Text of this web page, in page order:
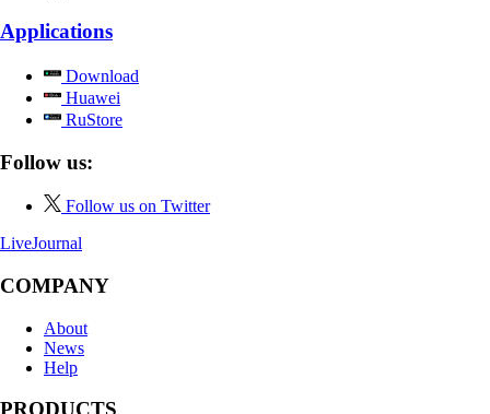
Applications
Download
Huawei
RuStore
Follow us:
Follow us on Twitter
LiveJournal
COMPANY
About
News
Help